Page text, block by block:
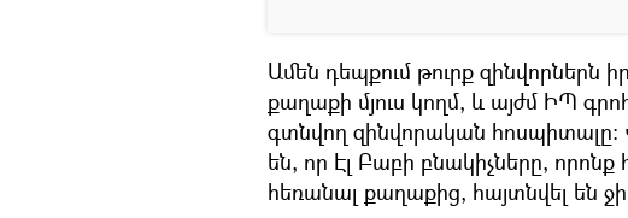
Ամեն դեպքում թուրք զինվորներն
քաղաքի մյուս կողմ, և այժմ ԻՊ
գտնվող զինվորական հոսպիտալը։
են, որ Էլ Բաբի բնակիչները,
հեռանալ քաղաքից, հայտնվել են